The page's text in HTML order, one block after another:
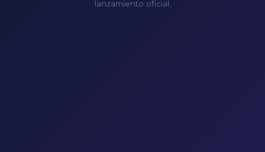
lanzamiento oficial.